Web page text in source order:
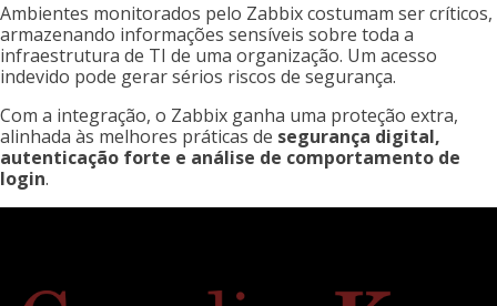
Ambientes monitorados pelo Zabbix costumam ser críticos,
armazenando informações sensíveis sobre toda a
infraestrutura de TI de uma organização. Um acesso
indevido pode gerar sérios riscos de segurança.
Com a integração, o Zabbix ganha uma proteção extra,
alinhada às melhores práticas de segurança digital,
autenticação forte e análise de comportamento de
login.